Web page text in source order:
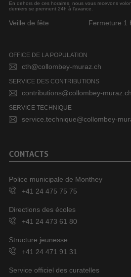
En dehors de ces horaires, nous vous recevons
derniers se prennent 24h à l’avance.
Veille de fête Fermeture 1
OFFICE DE LA POPULATION
cth@collombey-muraz.ch
SERVICE DES CONTRIBUTIONS
contributions@collombey-muraz.ch
SERVICE TECHNIQUE
service.technique@collombey-
CONTACTS
Police municipale de Monthey
+41 24 475 75 75
Directions des écoles
+41 24 473 61 80
Structure jeunesse
+41 24 471 91 31
Service officiel des curatelles